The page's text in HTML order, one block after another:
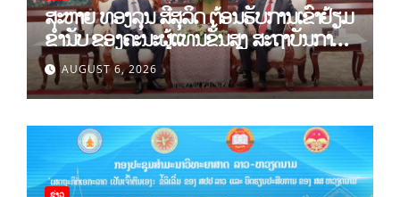
ສະຫາຍ ທອງລຸນ ສີສຸລິດ ຕ້ອນຮັບການເຂົ້າຢ້ຽມ
ຂຳ່ນັບ ຂອງຄະນະຜູ້ແທນຂັ້ນສູງ ສະຖາບັນການ
ເມືອງແຫ່ງຊາດ ໂຮ່ຈີມິນ ແລະ ສະຖາບັນບັນດິດ
ວິທະຍາສາດສັງຄົມຫວຽດນາມ
AUGUST 6, 2026
ຂ່າວ